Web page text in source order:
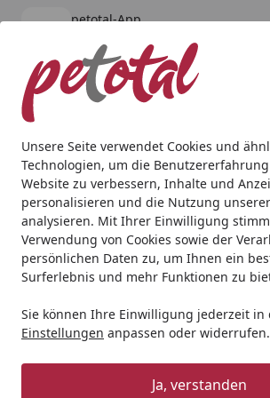
Unsere Seite verwendet Cookies und
Technologien, um die
Website zu verbessern, Inhalte und
personalisieren und die Nutzung
analysieren. Mit Ihrer Einwilligung
Verwendung von Cookies sowie der
persönlichen Daten zu, um Ihnen ein
Surferlebnis und mehr Funktionen zu
Sie können Ihre Einwilligung jederzeit in
Einstellungen anpassen oder widerrufen.
Ja, verstanden
petotal-App
kostenlos - Im App Store
Alle Produkte
Mein Konto
Suchen
Startseite
Versandkosteninformation
Versandkosten
DHL.DerMindestbestellwertbei
Versanddauer